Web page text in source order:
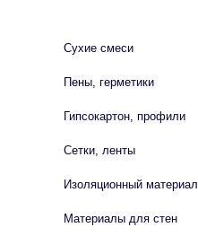
Сухие смеси
Пены, герметики
Гипсокартон, профили
Сетки, ленты
Изоляционный материал
Материалы для стен